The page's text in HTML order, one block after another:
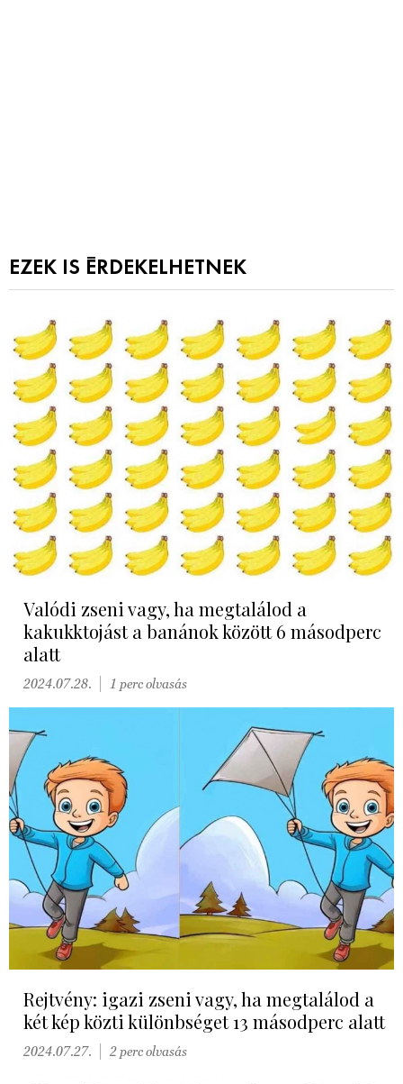
EZEK IS ÉRDEKELHETNEK
Valódi zseni vagy, ha megtalálod a
kakukktojást a banánok között 6 másodperc
alatt
2024.07.28. 1 perc olvasás
Rejtvény: igazi zseni vagy, ha megtalálod a
két kép közti különbséget 13 másodperc alatt
2024.07.27. 2 perc olvasás